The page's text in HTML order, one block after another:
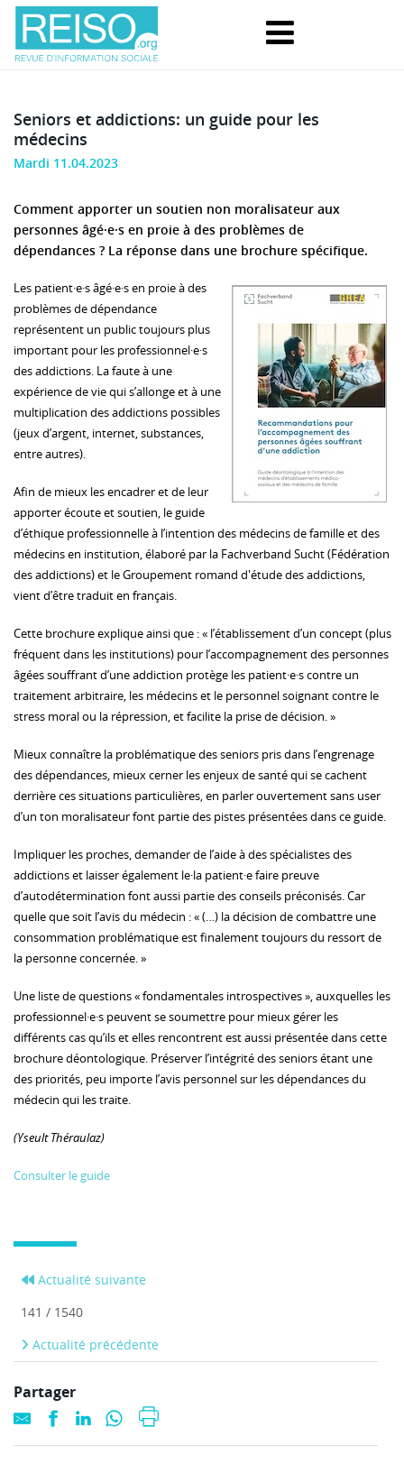
Seniors et addictions: un guide pour les
médecins
Mardi 11.04.2023
Comment apporter un soutien non moralisateur aux
personnes âgé·e·s en proie à des problèmes de
dépendances ? La réponse dans une brochure spécifique.
Les patient·e·s âgé·e·s en proie à des
problèmes de dépendance
représentent un public toujours plus
important pour les professionnel·e·s
des addictions. La faute à une
expérience de vie qui s’allonge et à une
multiplication des addictions possibles
(jeux d’argent, internet, substances,
entre autres).
Afin de mieux les encadrer et de leur
apporter écoute et soutien, le guide
d’éthique professionnelle à l’intention des médecins de famille et des
médecins en institution, élaboré par la Fachverband Sucht (Fédération
des addictions) et le Groupement romand d'étude des addictions,
vient d’être traduit en français.
Cette brochure explique ainsi que : « l’établissement d’un concept (plus
fréquent dans les institutions) pour l’accompagnement des personnes
âgées souffrant d’une addiction protège les patient·e·s contre un
traitement arbitraire, les médecins et le personnel soignant contre le
stress moral ou la répression, et facilite la prise de décision. »
Mieux connaître la problématique des seniors pris dans l’engrenage
des dépendances, mieux cerner les enjeux de santé qui se cachent
derrière ces situations particulières, en parler ouvertement sans user
d’un ton moralisateur font partie des pistes présentées dans ce guide.
Impliquer les proches, demander de l’aide à des spécialistes des
addictions et laisser également le·la patient·e faire preuve
d’autodétermination font aussi partie des conseils préconisés. Car
quelle que soit l’avis du médecin : « (…) la décision de combattre une
consommation problématique est finalement toujours du ressort de
la personne concernée. »
Une liste de questions « fondamentales introspectives », auxquelles les
professionnel·e·s peuvent se soumettre pour mieux gérer les
différents cas qu’ils et elles rencontrent est aussi présentée dans cette
brochure déontologique. Préserver l’intégrité des seniors étant une
des priorités, peu importe l’avis personnel sur les dépendances du
médecin qui les traite.
(Yseult Théraulaz)
Consulter le guide
Actualité suivante
141 / 1540
Actualité précédente
Partager